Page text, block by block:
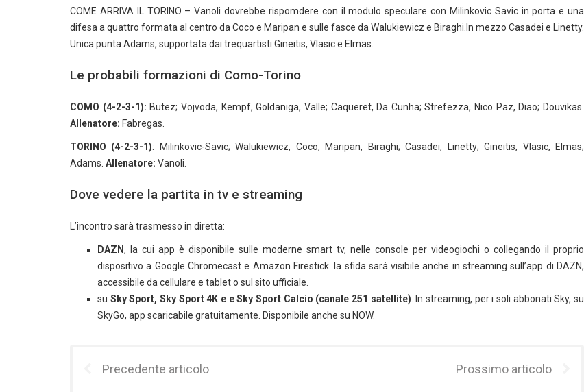
COME ARRIVA IL TORINO – Vanoli dovrebbe rispomdere con il modulo speculare con Milinkovic Savic in porta e una
difesa a quattro formata al centro da Coco e Maripan e sulle fasce da Walukiewicz e Biraghi.In mezzo Casadei e Linetty.
Unica punta Adams, supportata dai trequartisti Gineitis, Vlasic e Elmas.
Le probabili formazioni di Como-Torino
COMO (4-2-3-1): Butez; Vojvoda, Kempf, Goldaniga, Valle; Caqueret, Da Cunha; Strefezza, Nico Paz, Diao; Douvikas.
Allenatore: Fabregas.
TORINO (4-2-3-1): Milinkovic-Savic; Walukiewicz, Coco, Maripan, Biraghi; Casadei, Linetty; Gineitis, Vlasic, Elmas;
Adams. Allenatore: Vanoli.
Dove vedere la partita in tv e streaming
L’incontro sarà trasmesso in diretta:
DAZN, la cui app è disponibile sulle moderne smart tv, nelle console per videogiochi o collegando il proprio
dispositivo a Google Chromecast e Amazon Firestick. la sfida sarà visibile anche in streaming sull’app di DAZN,
accessibile da cellulare e tablet o sul sito ufficiale.
su Sky Sport, Sky Sport 4K e e Sky Sport Calcio (canale 251 satellite) . In streaming, per i soli abbonati Sky, su
SkyGo, app scaricabile gratuitamente. Disponibile anche su NOW.
Precedente articolo Prossimo articolo